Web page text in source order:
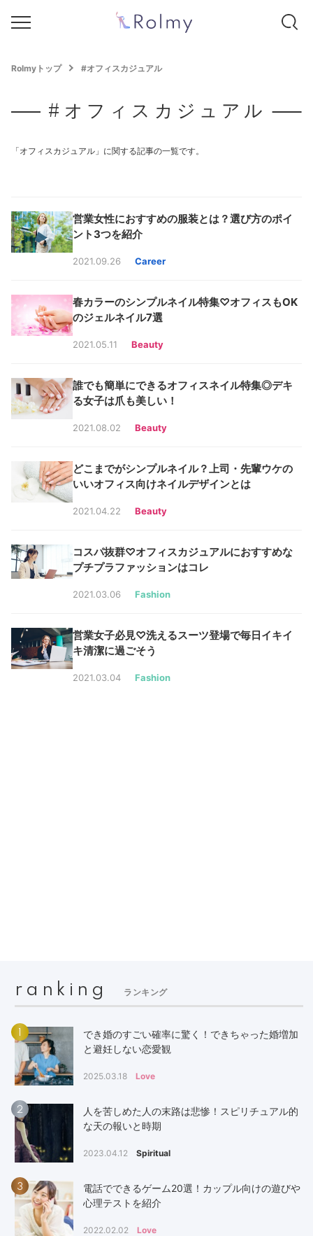
Rolmyトップ #オフィスカジュアル
#オフィスカジュアル
「オフィスカジュアル」に関する記事の一覧です。
営業女性におすすめの服装とは？選び方のポイ
ント3つを紹介
2021.09.26 Career
春カラーのシンプルネイル特集♡オフィスもOK
のジェルネイル7選
2021.05.11 Beauty
誰でも簡単にできるオフィスネイル特集◎デキ
る女子は爪も美しい！
2021.08.02 Beauty
どこまでがシンプルネイル？上司・先輩ウケの
いいオフィス向けネイルデザインとは
2021.04.22 Beauty
コスパ抜群♡オフィスカジュアルにおすすめな
プチプラファッションはコレ
2021.03.06 Fashion
営業女子必見♡洗えるスーツ登場で毎日イキイ
キ清潔に過ごそう
2021.03.04 Fashion
ranking ランキング
でき婚のすごい確率に驚く！できちゃった婚増加
と避妊しない恋愛観
2025.03.18 Love
2
人を苦しめた人の末路は悲惨！スピリチュアル的
な天の報いと時期
2023.04.12 Spiritual
3
電話でできるゲーム20選！カップル向けの遊びや
心理テストを紹介
2022.02.02 Love